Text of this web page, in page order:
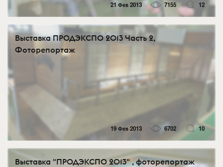
21 Фев 2013 7155 12
Выставка ПРОДЭКСПО 2013 Часть 2,
Фоторепортаж
19 Фев 2013 6702 10
Выставка "ПРОДЭКСПО 2013" , фоторепортаж